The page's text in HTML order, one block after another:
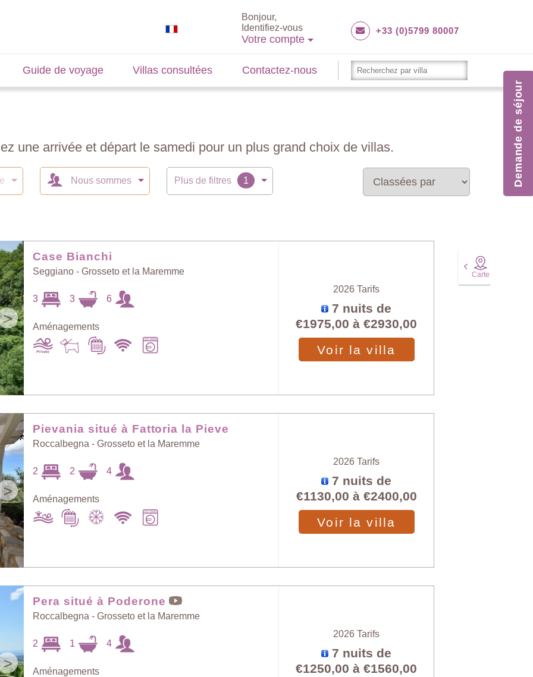
Bonjour,
Identifiez-vous
Votre compte
+33 (0)5799 80007
Guide de voyage Villas consultées Contactez-nous
une arrivée et départ le samedi pour un plus grand choix de villas.
Nous sommes Plus de filtres
>
Case Bianchi
Seggiano - Grosseto et la Maremme
3 3 6
Aménagements
2026 Tarifs
7 nuits de
€1975,00 à€2930,00
Voir la villa
>
Pievania situé à Fattoria la Pieve
Roccalbegna - Grosseto et la Maremme
2 2 4
Aménagements
2026 Tarifs
7 nuits de
€1130,00 à €2400,00
Voir la villa
>
Pera situé à Poderone
Roccalbegna - Grosseto et la Maremme
2 1 4
Aménagements
2026 Tarifs
7 nuits de
€1250,00 à€1560,00
Carte
Demande de séjour